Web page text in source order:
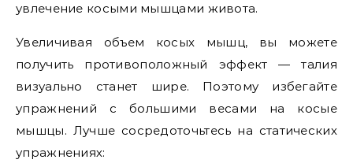
увлечение косыми мышцами живота.
Увеличивая объем косых мышц, вы можете
получить противоположный эффект — талия
визуально станет шире. Поэтому избегайте
упражнений с большими весами на косые
мышцы. Лучше сосредоточьтесь на статических
упражнениях: